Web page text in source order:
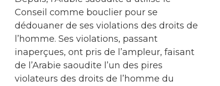
Conseil comme bouclier pour se
dédouaner de ses violations des droits de
l’homme. Ses violations, passant
inaperçues, ont pris de l’ampleur, faisant
de l’Arabie saoudite l’un des pires
violateurs des droits de l’homme du